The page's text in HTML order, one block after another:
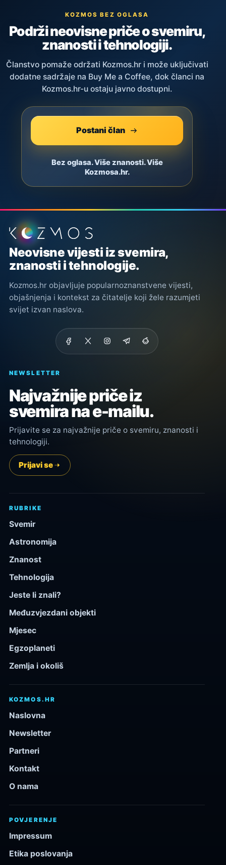
KOZMOS BEZ OGLASA
Podrži neovisne priče o svemiru,
znanosti i tehnologiji.
Članstvo pomaže održati Kozmos.hr i može uključivati
dodatne sadržaje na Buy Me a Coffee, dok članci na
Kozmos.hr-u ostaju javno dostupni.
Postani član
Bez oglasa. Više znanosti. Više
Kozmosa.hr.
Podnožje stranice
Neovisne vijesti iz svemira,
znanosti i tehnologije.
Kozmos.hr objavljuje popularnoznanstvene vijesti,
objašnjenja i kontekst za čitatelje koji žele razumjeti
svijet izvan naslova.
NEWSLETTER
Najvažnije priče iz
svemira na e-mailu.
Prijavite se za najvažnije priče o svemiru, znanosti i
tehnologiji.
Prijavi se
RUBRIKE
Svemir
Astronomija
Znanost
Tehnologija
Jeste li znali?
Međuzvjezdani objekti
Mjesec
Egzoplaneti
Zemlja i okoliš
KOZMOS.HR
Naslovna
Newsletter
Partneri
Kontakt
O nama
POVJERENJE
Impressum
Etika poslovanja